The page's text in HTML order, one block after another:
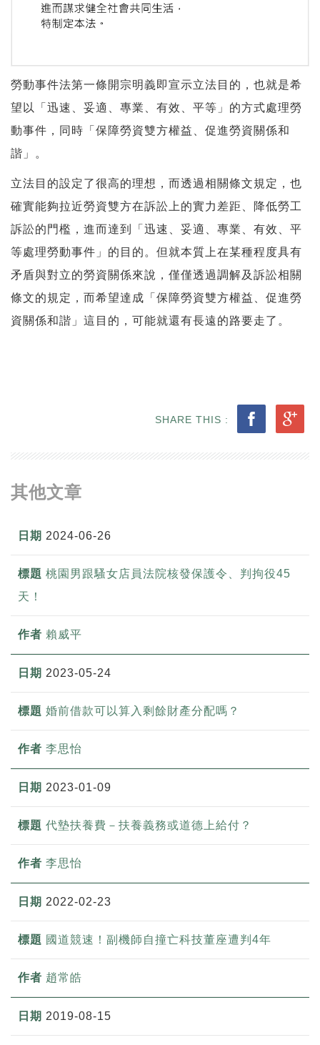
勞動事件法第一條開宗明義即宣示立法目的，也就是希
望以「迅速、妥適、專業、有效、平等」的方式處理勞
動事件，同時「保障勞資雙方權益、促進勞資關係和
諧」。
立法目的設定了很高的理想，而透過相關條文規定，也
確實能夠拉近勞資雙方在訴訟上的實力差距、降低勞工
訴訟的門檻，進而達到「迅速、妥適、專業、有效、平
等處理勞動事件」的目的。但就本質上在某種程度具有
矛盾與對立的勞資關係來說，僅僅透過調解及訴訟相關
條文的規定，而希望達成「保障勞資雙方權益、促進勞
資關係和諧」這目的，可能就還有長遠的路要走了。
SHARE THIS :
其他文章
2024-06-26
桃園男跟騷女店員法院核發保護令、判拘役45
天！
賴威平
2023-05-24
婚前借款可以算入剩餘財產分配嗎？
李思怡
2023-01-09
代墊扶養費－扶養義務或道德上給付？
李思怡
2022-02-23
國道競速！副機師自撞亡科技董座遭判4年
趙常皓
2019-08-15